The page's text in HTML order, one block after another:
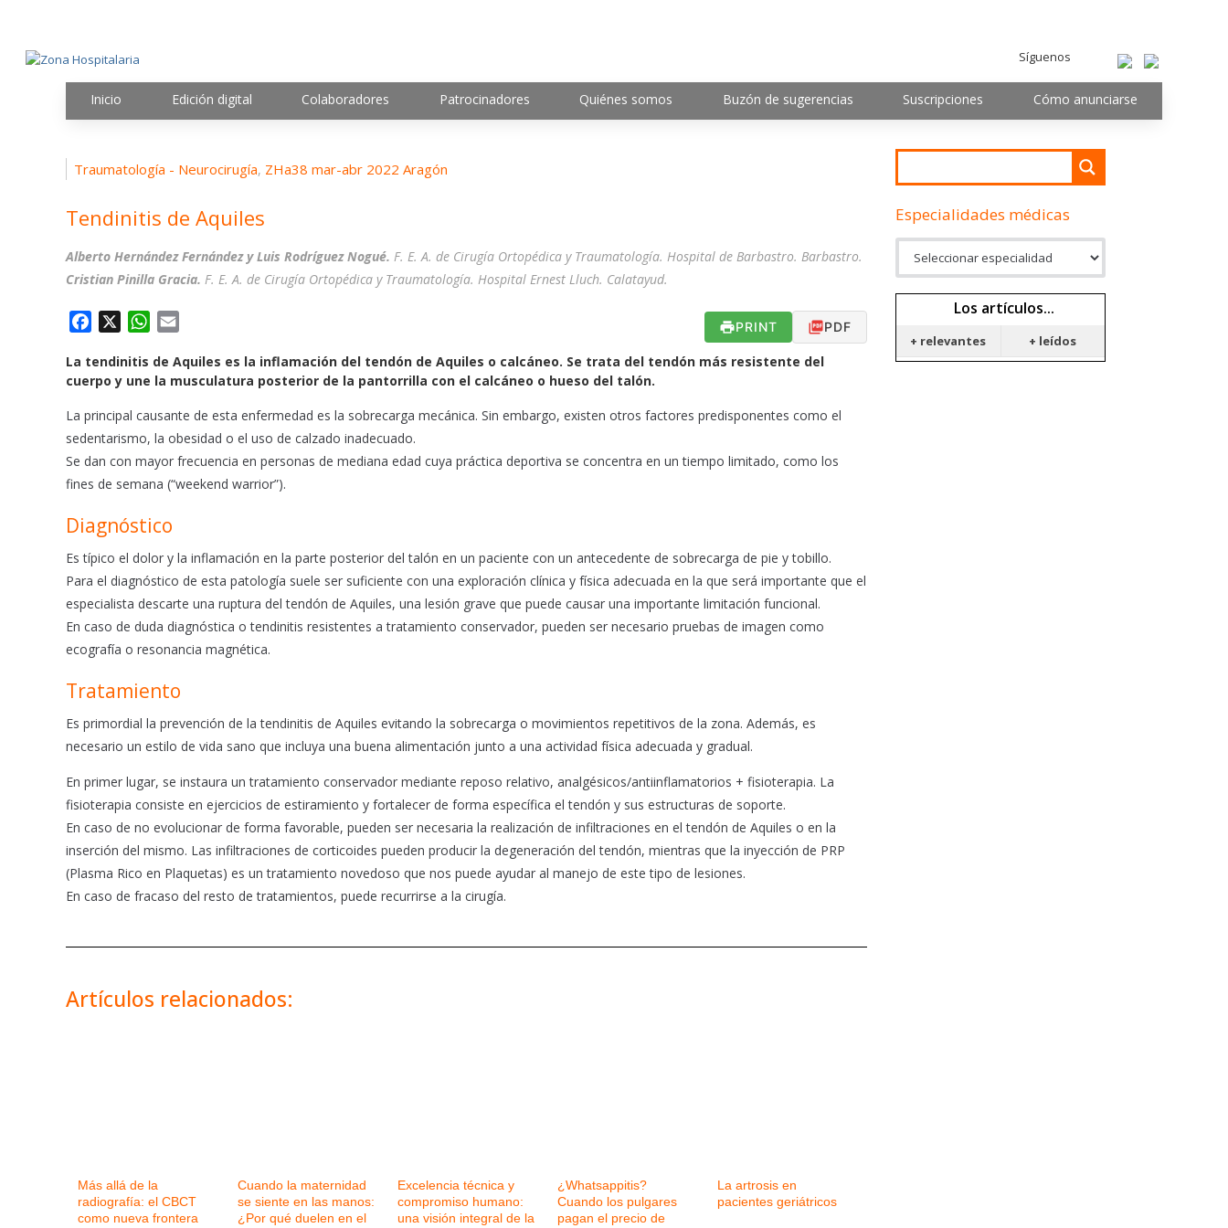
Síguenos
Inicio Edición digital Colaboradores Patrocinadores Quiénes somos Buzón de sugerencias Suscripciones Cómo anunciarse
Traumatología - Neurocirugía, ZHa38 mar-abr 2022 Aragón
Tendinitis de Aquiles
Alberto Hernández Fernández y Luis Rodríguez Nogué. F. E. A. de Cirugía Ortopédica y Traumatología. Hospital de Barbastro. Barbastro.
Cristian Pinilla Gracia. F. E. A. de Cirugía Ortopédica y Traumatología. Hospital Ernest Lluch. Calatayud.
c
e
b
o
W
a
s
A
p
a
i
l
PRINT PDF
La tendinitis de Aquiles es la inflamación del tendón de Aquiles o calcáneo. Se trata del tendón más resistente del
cuerpo y une la musculatura posterior de la pantorrilla con el calcáneo o hueso del talón.
La principal causante de esta enfermedad es la sobrecarga mecánica. Sin embargo, existen otros factores predisponentes como el
sedentarismo, la obesidad o el uso de calzado inadecuado.
Se dan con mayor frecuencia en personas de mediana edad cuya práctica deportiva se concentra en un tiempo limitado, como los
fines de semana (“weekend warrior”).
Diagnóstico
Es típico el dolor y la inflamación en la parte posterior del talón en un paciente con un antecedente de sobrecarga de pie y tobillo.
Para el diagnóstico de esta patología suele ser suficiente con una exploración clínica y física adecuada en la que será importante que el
especialista descarte una ruptura del tendón de Aquiles, una lesión grave que puede causar una importante limitación funcional.
En caso de duda diagnóstica o tendinitis resistentes a tratamiento conservador, pueden ser necesario pruebas de imagen como
ecografía o resonancia magnética.
Tratamiento
Es primordial la prevención de la tendinitis de Aquiles evitando la sobrecarga o movimientos repetitivos de la zona. Además, es
necesario un estilo de vida sano que incluya una buena alimentación junto a una actividad física adecuada y gradual.
En primer lugar, se instaura un tratamiento conservador mediante reposo relativo, analgésicos/antiinflamatorios + fisioterapia. La
fisioterapia consiste en ejercicios de estiramiento y fortalecer de forma específica el tendón y sus estructuras de soporte.
En caso de no evolucionar de forma favorable, pueden ser necesaria la realización de infiltraciones en el tendón de Aquiles o en la
inserción del mismo. Las infiltraciones de corticoides pueden producir la degeneración del tendón, mientras que la inyección de PRP
(Plasma Rico en Plaquetas) es un tratamiento novedoso que nos puede ayudar al manejo de este tipo de lesiones.
En caso de fracaso del resto de tratamientos, puede recurrirse a la cirugía.
Artículos relacionados:
Más allá de la
radiografía: el CBCT
como nueva frontera
Cuando la maternidad
se siente en las manos:
¿Por qué duelen en el
Excelencia técnica y
compromiso humano:
una visión integral de la
¿Whatsappitis?
Cuando los pulgares
pagan el precio de
La artrosis en
pacientes geriátricos
Especialidades médicas
Los artículos...
+ relevantes + leídos